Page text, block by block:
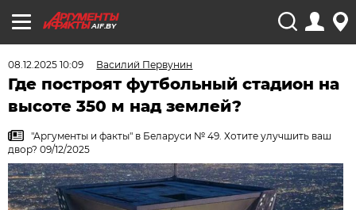
AIF.BY
08.12.2025 10:09 Василий Первунин
Где построят футбольный стадион на
высоте 350 м над землей?
"Аргументы и факты" в Беларуси № 49. Хотите улучшить ваш
двор? 09/12/2025